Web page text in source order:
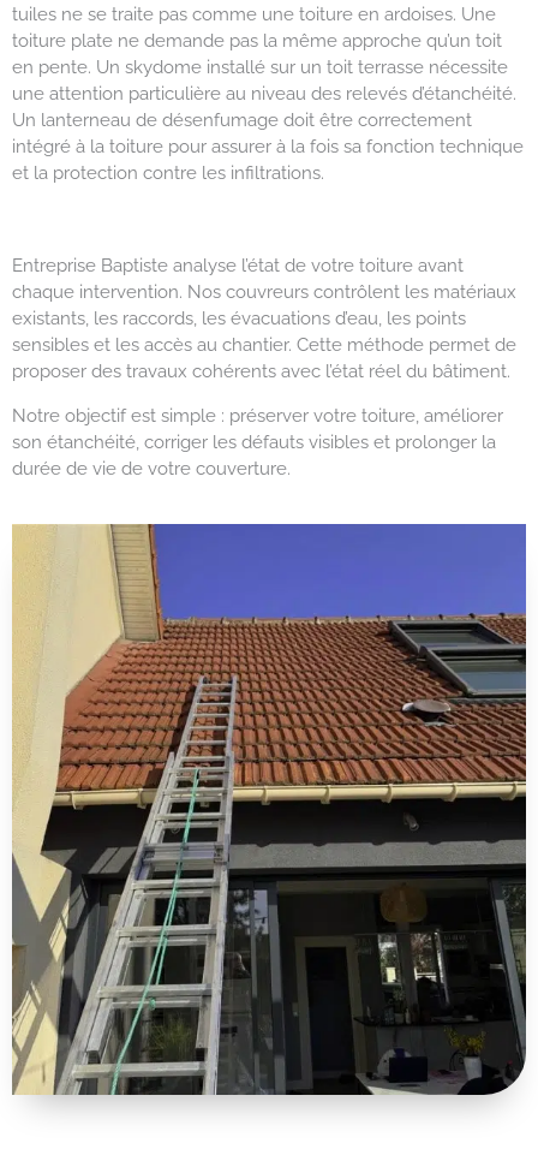
tuiles ne se traite pas comme une toiture en ardoises. Une
toiture plate ne demande pas la même approche qu’un toit
en pente. Un skydome installé sur un toit terrasse nécessite
une attention particulière au niveau des relevés d’étanchéité.
Un lanterneau de désenfumage doit être correctement
intégré à la toiture pour assurer à la fois sa fonction technique
et la protection contre les infiltrations.
Entreprise Baptiste analyse l’état de votre toiture avant
chaque intervention. Nos couvreurs contrôlent les matériaux
existants, les raccords, les évacuations d’eau, les points
sensibles et les accès au chantier. Cette méthode permet de
proposer des travaux cohérents avec l’état réel du bâtiment.
Notre objectif est simple : préserver votre toiture, améliorer
son étanchéité, corriger les défauts visibles et prolonger la
durée de vie de votre couverture.